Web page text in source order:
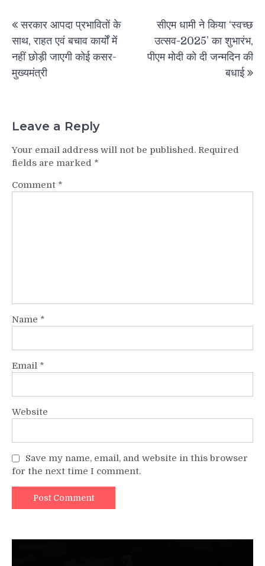
navigation
सरकार आपदा प्रभावितों के
साथ, राहत एवं बचाव कार्यों में
नहीं छोड़ी जाएगी कोई कसर-
मुख्यमंत्री
सीएम धामी ने किया ‘स्वच्छ
उत्सव-2025’ का शुभारंभ,
पीएम मोदी को दी जन्मदिन की
बधाई
Leave a Reply
Your email address will not be published. Required
fields are marked *
Comment *
Name *
Email *
Website
Save my name, email, and website in this browser
for the next time I comment.